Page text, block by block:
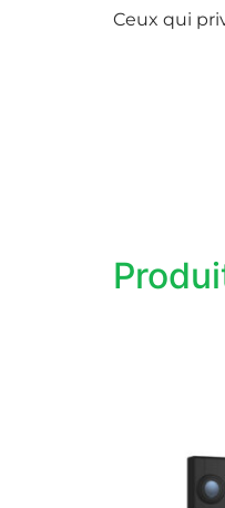
Ceux qui